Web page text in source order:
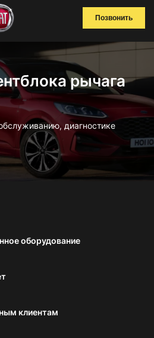
Позвонить
рычага
диагностике
оборудование
клиентам